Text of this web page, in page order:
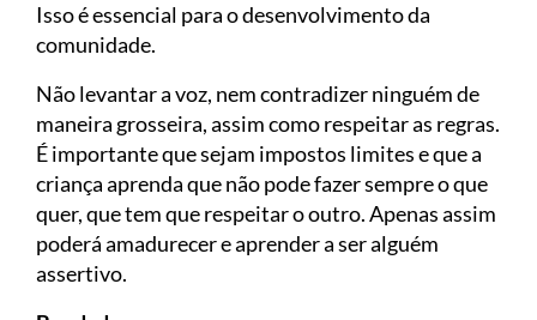
Isso é essencial para o desenvolvimento da
comunidade.
Não levantar a voz, nem contradizer ninguém de
maneira grosseira, assim como respeitar as regras.
É importante que sejam impostos limites e que a
criança aprenda que não pode fazer sempre o que
quer, que tem que respeitar o outro. Apenas assim
poderá amadurecer e aprender a ser alguém
assertivo.